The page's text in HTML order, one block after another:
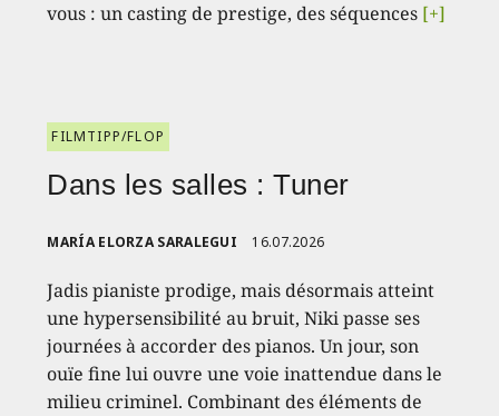
vous : un casting de prestige, des séquences [+]
FILMTIPP/FLOP
Dans les salles : Tuner
MARÍA ELORZA SARALEGUI 16.07.2026
Jadis pianiste prodige, mais désormais atteint
une hypersensibilité au bruit, Niki passe ses
journées à accorder des pianos. Un jour, son
ouïe fine lui ouvre une voie inattendue dans le
milieu criminel. Combinant des éléments de